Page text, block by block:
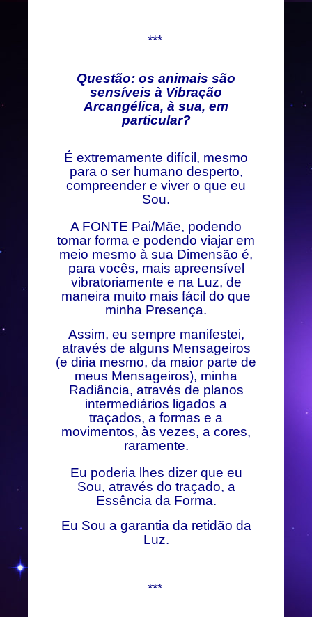
***
Questão: os animais são
sensíveis à Vibração
Arcangélica, à sua, em
particular?
É extremamente difícil, mesmo
para o ser humano desperto,
compreender e viver o que eu
Sou.
A FONTE Pai/Mãe, podendo
tomar forma e podendo viajar em
meio mesmo à sua Dimensão é,
para vocês, mais apreensível
vibratoriamente e na Luz, de
maneira muito mais fácil do que
minha Presença.
Assim, eu sempre manifestei,
através de alguns Mensageiros
(e diria mesmo, da maior parte de
meus Mensageiros), minha
Radiância, através de planos
intermediários ligados a
traçados, a formas e a
movimentos, às vezes, a cores,
raramente.
Eu poderia lhes dizer que eu
Sou, através do traçado, a
Essência da Forma.
Eu Sou a garantia da retidão da
Luz.
***